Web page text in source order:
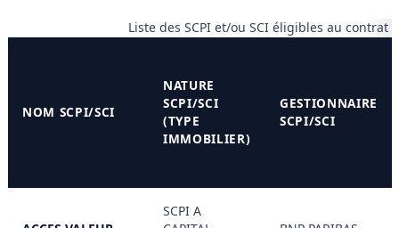
Liste des SCPI et/ou SCI éligibles au contrat
NOM SCPI/SCI
NATURE
SCPI/SCI
(TYPE
IMMOBILIER)
GESTIONNAIRE
SCPI/SCI
SCPI A